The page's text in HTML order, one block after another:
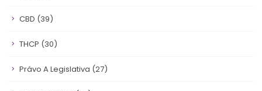
CBD (39)
THCP (30)
Právo A Legislativa (27)